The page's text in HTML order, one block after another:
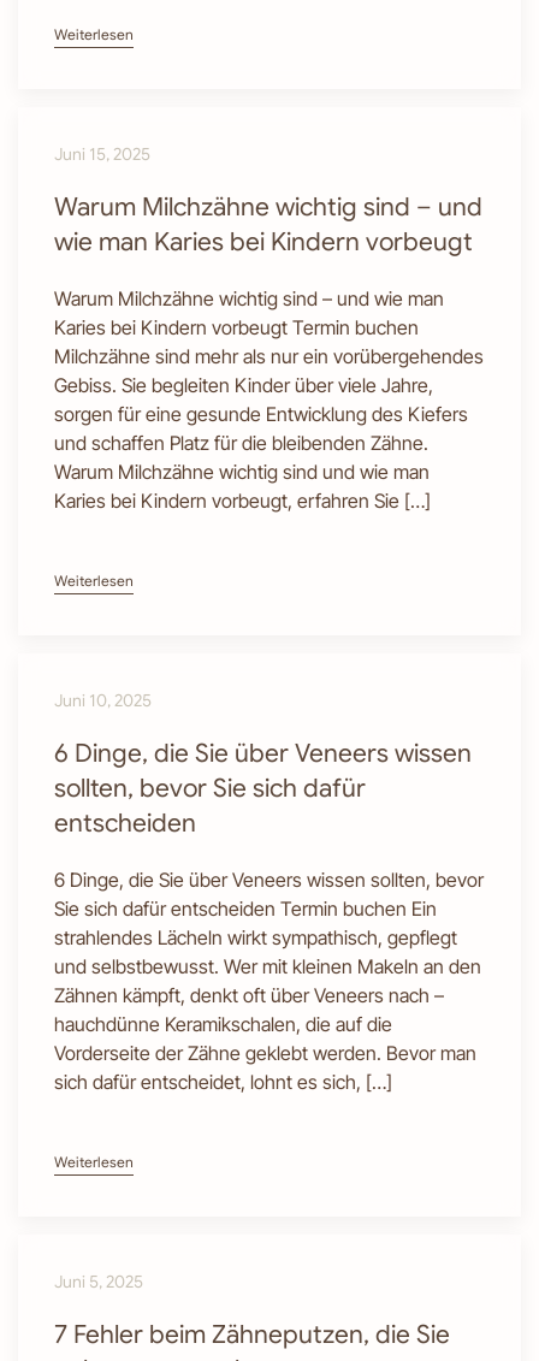
Weiterlesen
Juni 15, 2025
Warum Milchzähne wichtig sind – und
wie man Karies bei Kindern vorbeugt
Warum Milchzähne wichtig sind – und wie man
Karies bei Kindern vorbeugt Termin buchen
Milchzähne sind mehr als nur ein vorübergehendes
Gebiss. Sie begleiten Kinder über viele Jahre,
sorgen für eine gesunde Entwicklung des Kiefers
und schaffen Platz für die bleibenden Zähne.
Warum Milchzähne wichtig sind und wie man
Karies bei Kindern vorbeugt, erfahren Sie […]
Weiterlesen
Juni 10, 2025
6 Dinge, die Sie über Veneers wissen
sollten, bevor Sie sich dafür
entscheiden
6 Dinge, die Sie über Veneers wissen sollten, bevor
Sie sich dafür entscheiden Termin buchen Ein
strahlendes Lächeln wirkt sympathisch, gepflegt
und selbstbewusst. Wer mit kleinen Makeln an den
Zähnen kämpft, denkt oft über Veneers nach –
hauchdünne Keramikschalen, die auf die
Vorderseite der Zähne geklebt werden. Bevor man
sich dafür entscheidet, lohnt es sich, […]
Weiterlesen
Juni 5, 2025
7 Fehler beim Zähneputzen, die Sie